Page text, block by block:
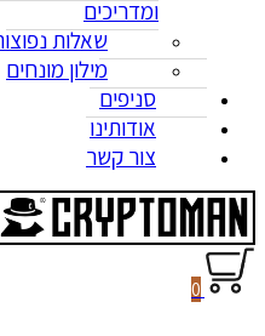
0
ומדריכים
שאלות נפוצות
מילון מונחים
סניפים
אודותינו
צור קשר